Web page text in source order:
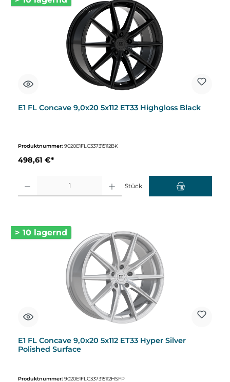
E1 FL Concave 9,0x20 5x112 ET33 Highgloss Black
Produktnummer: 9020E1FLC337315112BK
498,61 €*
Stück
> 10 lagernd
E1 FL Concave 9,0x20 5x112 ET33 Hyper Silver
Polished Surface
Produktnummer: 9020E1FLC337315112HSFP